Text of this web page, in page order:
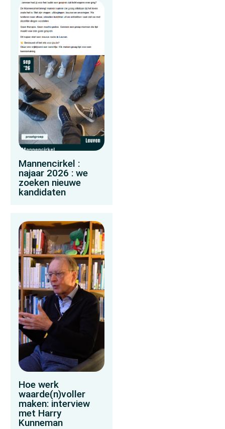
Mannencirkel :
najaar 2026 : we
zoeken nieuwe
kandidaten
Hoe werk
waarde(n)voller
maken: interview
met Harry
Kunneman